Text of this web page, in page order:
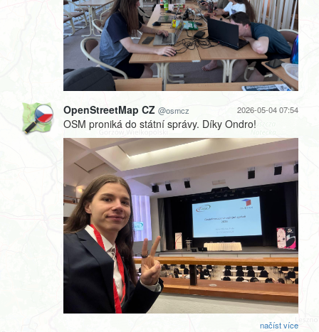
2026-05-04 07:54
OpenStreetMap CZ @osmcz
OSM proniká do státní správy. Díky Ondro!
načíst více